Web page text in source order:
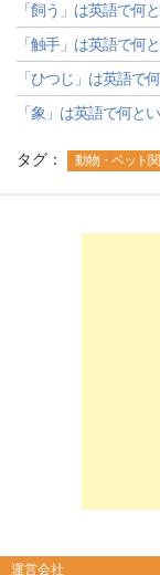
「飼う」は英語で何
「触手」は英語で何
「ひつじ」は英語で
「象」は英語で何と
タグ： 動物・ペット
運営会社